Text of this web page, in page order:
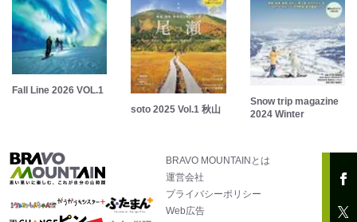
Fall Line 2026 VOL.1
soto 2025 Vol.1 秋山
Snow trip magazine
2024 Winter
BRAVO MOUNTAINとは
運営会社
プライバシーポリシー
Web広告